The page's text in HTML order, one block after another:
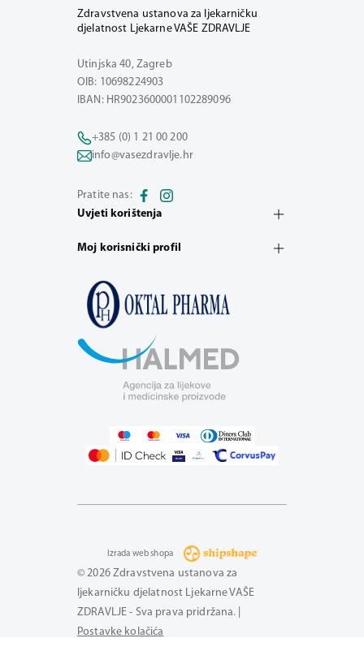
Zdravstvena ustanova za ljekarničku
djelatnost Ljekarne VAŠE ZDRAVLJE
Utinjska 40, Zagreb
OIB: 10698224903
IBAN: HR9023600001102289096
+385 (0) 1 21 00 200
info@vasezdravlje.hr
Pratite nas:
Uvjeti korištenja
Moj korisnički profil
© 2026 Zdravstvena ustanova za
ljekarničku djelatnost Ljekarne VAŠE
ZDRAVLJE - Sva prava pridržana. |
Postavke kolačića
Izrada web shopa